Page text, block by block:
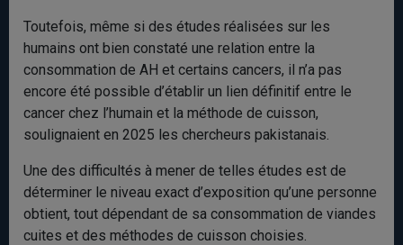
Toutefois, même si des études réalisées sur les
humains ont bien constaté une relation entre la
consommation de AH et certains cancers, il n’a pas
encore été possible d’établir un lien définitif entre le
cancer chez l’humain et la méthode de cuisson,
soulignaient en 2025 les chercheurs pakistanais.
Une des difficultés à mener de telles études est de
déterminer le niveau exact d’exposition qu’une personne
obtient, tout dépendant de sa consommation de viandes
cuites et des méthodes de cuisson choisies.